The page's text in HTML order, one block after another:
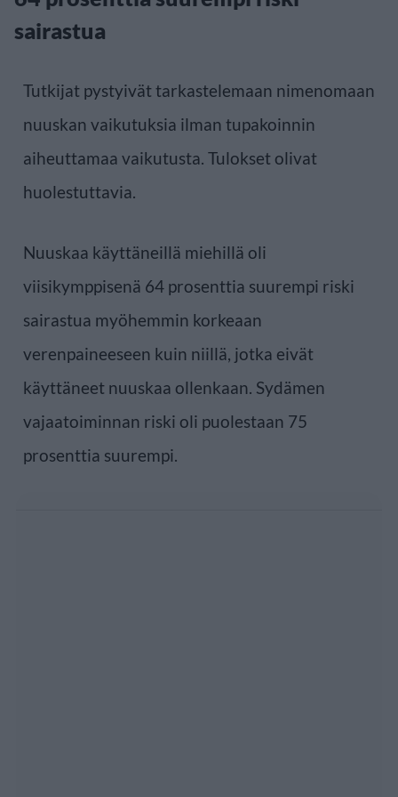
sairastua
Tutkijat pystyivät tarkastelemaan nimenomaan
nuuskan vaikutuksia ilman tupakoinnin
aiheuttamaa vaikutusta. Tulokset olivat
huolestuttavia.
Nuuskaa käyttäneillä miehillä oli
viisikymppisenä 64 prosenttia suurempi riski
sairastua myöhemmin korkeaan
verenpaineeseen kuin niillä, jotka eivät
käyttäneet nuuskaa ollenkaan. Sydämen
vajaatoiminnan riski oli puolestaan 75
prosenttia suurempi.